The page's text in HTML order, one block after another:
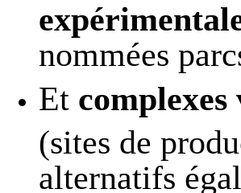
nommées
Et
(sites de
alternatifs